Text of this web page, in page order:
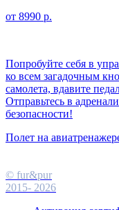
от 8990 р.
Попробуйте себя в
ко всем загадочным
самолета, вдавите
Отправьтесь в
безопасности!
Полет на
© fur&pur
2015- 2026